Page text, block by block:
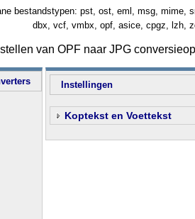
bestandstypen: pst, ost, eml, msg, mime,
dbx, vcf, vmbx, opf, asice, cpgz, lzh,
van OPF naar JPG
Instellingen
Koptekst en Voettekst